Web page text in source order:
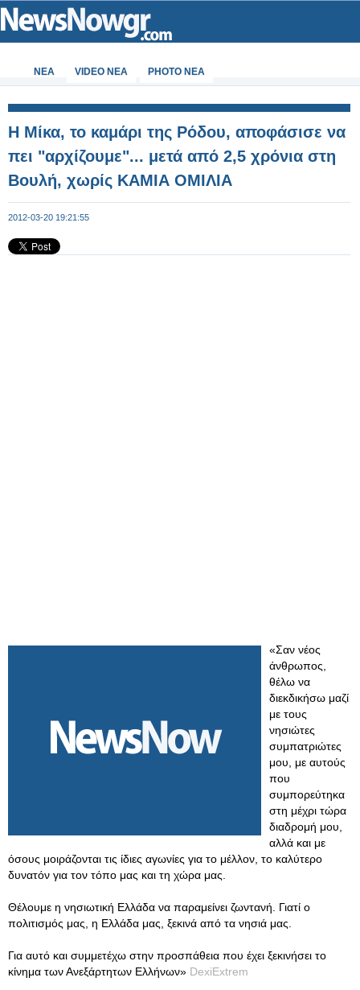
ΝΕΑ VIDEO NEA PHOTO NEA
Η Μίκα, το καμάρι της Ρόδου, αποφάσισε να
πει "αρχίζουμε"... μετά από 2,5 χρόνια στη
Βουλή, χωρίς ΚΑΜΙΑ ΟΜΙΛΙΑ
2012-03-20 19:21:55
«Σαν νέος
άνθρωπος,
θέλω να
διεκδικήσω μαζί
με τους
νησιώτες
συμπατριώτες
μου, με αυτούς
που
συμπορεύτηκα
στη μέχρι τώρα
διαδρομή μου,
αλλά και με
όσους μοιράζονται τις ίδιες αγωνίες για το μέλλον, το καλύτερο
δυνατόν για τον τόπο μας και τη χώρα μας.
Θέλουμε η νησιωτική Ελλάδα να παραμείνει ζωντανή. Γιατί ο
πολιτισμός μας, η Ελλάδα μας, ξεκινά από τα νησιά μας.
Για αυτό και συμμετέχω στην προσπάθεια που έχει ξεκινήσει το
κίνημα των Ανεξάρτητων Ελλήνων» DexiExtrem